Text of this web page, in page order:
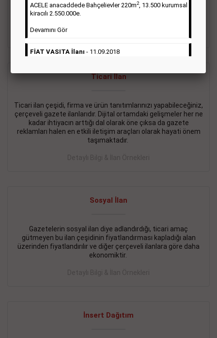
oluştururlar.Sabah sarı sayfa eleman ilanlarında 6 kelime
sayısı şartı aranmamaktadır.
Ticari İlan
Ticari ilan çeşidi, firma ve ürün tanıtımlarınızı yapabileceğiniz,
çerçeveli gazete ilanlarıdır. Dijital ortamdaki gelişmeler her ne
kadar ihtiyacın arttığı dal olarak öne çıksa da gazete
reklamları halen en etkili iletişim araçları olarak hayati önem
taşımaktadır.
Detaylı Bilgi & İlan Örnekleri
Sosyal İlan
Gazetelerin sosyal ilan diye adlandırdığı, ticari amaç
gütmeyen bu ilan çeşidinin fiyatlandırması kapladığı alan
üzerinden fiyatlandırılır ve diğer çerçeveli ilanlara göre daha
ekonomiktir.
Detaylı Bilgi & İlan Örnekleri
İnsert Dağıtım
ACELE anacaddede Bahçelievler 220m2, 13.500 kurumsal
kiracılı 2.550.000e.
Devamını Gör
FİAT VASITA İlanı - 11.09.2018
2.800.000e kurumsal mağaza.
BAKIRKÖY SATILIK İlanı- 11.09.2018
KARTALTEPEde kelepir 2+ 1 satılık daire
İŞYERİ KİRALIK İlanı- 11.09.2018
BEYLİKDÜZÜ Kavaklıda 4 katlı bina